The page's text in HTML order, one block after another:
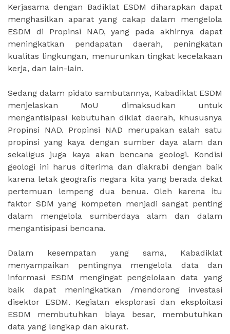
Kerjasama dengan Badiklat ESDM diharapkan dapat
menghasilkan aparat yang cakap dalam mengelola
ESDM di Propinsi NAD, yang pada akhirnya dapat
meningkatkan pendapatan daerah, peningkatan
kualitas lingkungan, menurunkan tingkat kecelakaan
kerja, dan lain-lain.
Sedang dalam pidato sambutannya, Kabadiklat ESDM
menjelaskan MoU dimaksudkan untuk
mengantisipasi kebutuhan diklat daerah, khususnya
Propinsi NAD. Propinsi NAD merupakan salah satu
propinsi yang kaya dengan sumber daya alam dan
sekaligus juga kaya akan bencana geologi. Kondisi
geologi ini harus diterima dan diakrabi dengan baik
karena letak geografis negara kita yang berada dekat
pertemuan lempeng dua benua. Oleh karena itu
faktor SDM yang kompeten menjadi sangat penting
dalam mengelola sumberdaya alam dan dalam
mengantisipasi bencana.
Dalam kesempatan yang sama, Kabadiklat
menyampaikan pentingnya mengelola data dan
informasi ESDM mengingat pengelolaan data yang
baik dapat meningkatkan /mendorong investasi
disektor ESDM. Kegiatan eksplorasi dan eksploitasi
ESDM membutuhkan biaya besar, membutuhkan
data yang lengkap dan akurat.